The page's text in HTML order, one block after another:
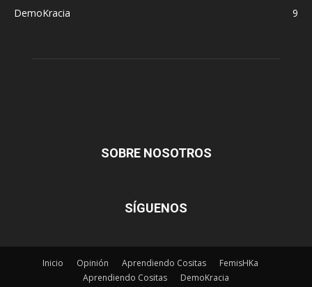
DemoKracia
9
SOBRE NOSOTROS
SÍGUENOS
Inicio Opinión Aprendiendo Cositas
FemisHKa
Aprendiendo Cositas
DemoKracia